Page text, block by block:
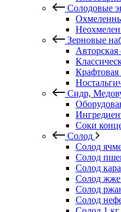
Солодовые
Зерновые
Авторская
Крафтовая
Сидр,
Соки
Солод
Солод
Солод
Солод
Солод
Солод
Солод